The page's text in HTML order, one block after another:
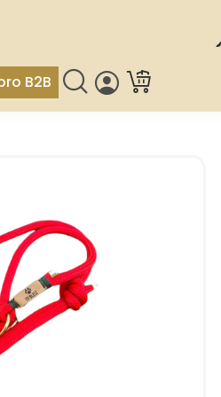
B2B